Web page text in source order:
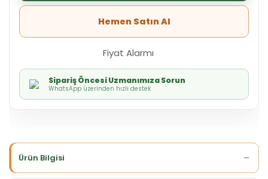
Hemen Satın Al
Fiyat Alarmı
Sipariş Öncesi Uzmanımıza Sorun
WhatsApp üzerinden hızlı destek
Ürün Bilgisi